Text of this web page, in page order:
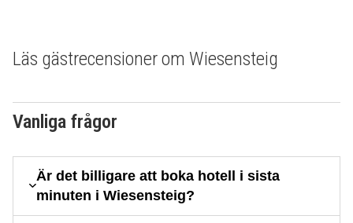
Läs gästrecensioner om Wiesensteig
Vanliga frågor
Är det billigare att boka hotell i sista
minuten i Wiesensteig?